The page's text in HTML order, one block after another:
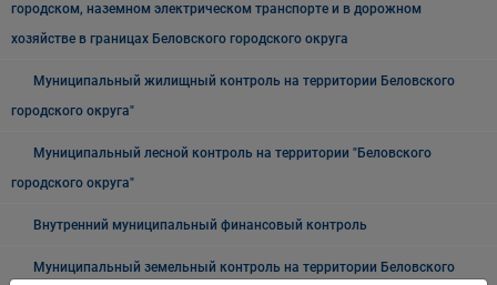
городском, наземном электрическом транспорте и в дорожном
хозяйстве в границах Беловского городского округа
Муниципальный жилищный контроль на территории Беловского
городского округа"
Муниципальный лесной контроль на территории "Беловского
городского округа"
Внутренний муниципальный финансовый контроль
Муниципальный земельный контроль на территории Беловского